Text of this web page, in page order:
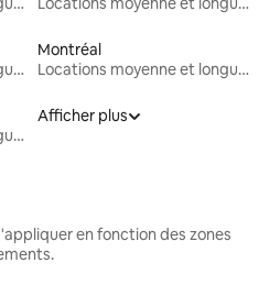
Locations moyenne et longue durée
Montréal
Locations moyenne et longue durée
Locations moyenne et longue durée
Afficher plus
en fonction des zones